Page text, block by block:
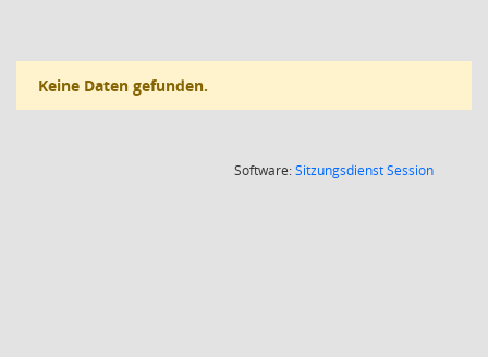
Keine Daten gefunden.
Software:SitzungsdienstSession(Wird in